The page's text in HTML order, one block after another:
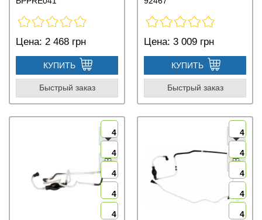
Цена: 2 468 грн
КУПИТЬ
Быстрый заказ
Цена: 3 009 грн
КУПИТЬ
Быстрый заказ
4
4
4
4
4
4
4
4
4
4